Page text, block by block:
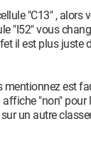
"C13" , alors
"I52" vous
il est plus juste
mentionnez est
affiche "non" pour
un autre